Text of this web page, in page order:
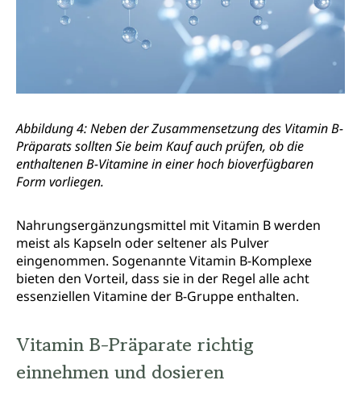
Abbildung 4: Neben der Zusammensetzung des Vitamin B-
Präparats sollten Sie beim Kauf auch prüfen, ob die
enthaltenen B-Vitamine in einer hoch bioverfügbaren
Form vorliegen.
Nahrungsergänzungsmittel mit Vitamin B werden
meist als Kapseln oder seltener als Pulver
eingenommen. Sogenannte Vitamin B-Komplexe
bieten den Vorteil, dass sie in der Regel alle acht
essenziellen Vitamine der B-Gruppe enthalten.
Vitamin B-Präparate richtig
einnehmen und dosieren